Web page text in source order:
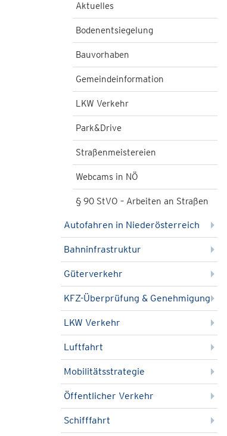
Aktuelles
Bodenentsiegelung
Bauvorhaben
Gemeindeinformation
LKW Verkehr
Park&Drive
Straßenmeistereien
Webcams in NÖ
§ 90 StVO – Arbeiten an Straßen
Autofahren in Niederösterreich
Bahninfrastruktur
Güterverkehr
KFZ-Überprüfung & Genehmigung
LKW Verkehr
Luftfahrt
Mobilitätsstrategie
Öffentlicher Verkehr
Schifffahrt